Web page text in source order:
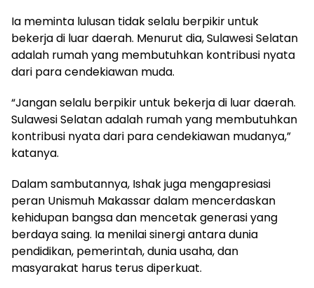
Ia meminta lulusan tidak selalu berpikir untuk
bekerja di luar daerah. Menurut dia, Sulawesi Selatan
adalah rumah yang membutuhkan kontribusi nyata
dari para cendekiawan muda.
“Jangan selalu berpikir untuk bekerja di luar daerah.
Sulawesi Selatan adalah rumah yang membutuhkan
kontribusi nyata dari para cendekiawan mudanya,”
katanya.
Dalam sambutannya, Ishak juga mengapresiasi
peran Unismuh Makassar dalam mencerdaskan
kehidupan bangsa dan mencetak generasi yang
berdaya saing. Ia menilai sinergi antara dunia
pendidikan, pemerintah, dunia usaha, dan
masyarakat harus terus diperkuat.